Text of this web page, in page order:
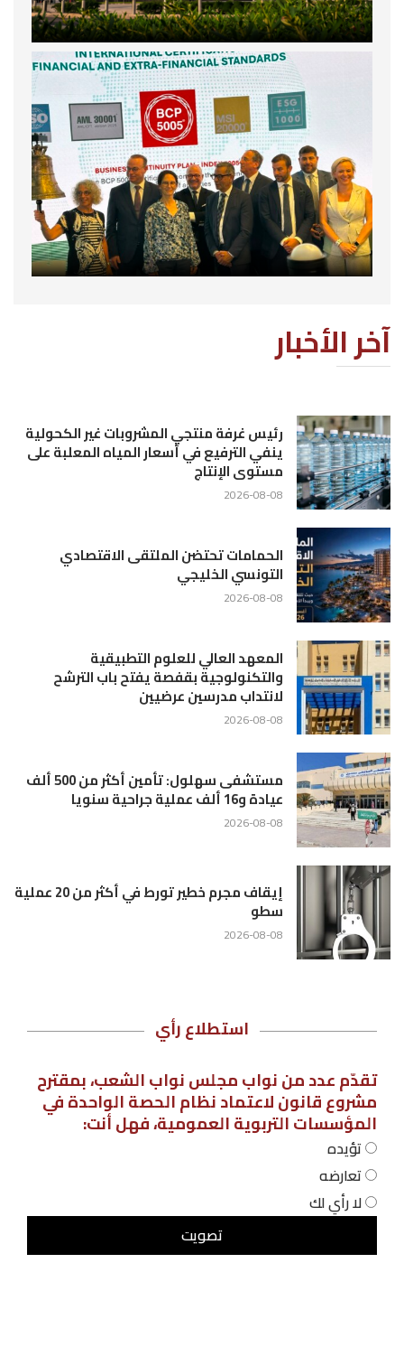
آخر الأخبار
رئيس غرفة منتجي المشروبات غير الكحولية
ينفي الترفيع في أسعار المياه المعلبة على
مستوى الإنتاج
2026-08-08
الحمامات تحتضن الملتقى الاقتصادي
التونسي الخليجي
2026-08-08
المعهد العالي للعلوم التطبيقية
والتكنولوجية بقفصة يفتح باب الترشح
لانتداب مدرسين عرضيين
2026-08-08
مستشفى سهلول: تأمين أكثر من 500 ألف
عيادة و16 ألف عملية جراحية سنويا
2026-08-08
إيقاف مجرم خطير تورط في أكثر من 20 عملية
سطو
2026-08-08
استطلاع رأي
تقدّم عدد من نواب مجلس نواب الشعب، بمقترح
مشروع قانون لاعتماد نظام الحصة الواحدة في
المؤسسات التربوية العمومية، فهل أنت:
تؤيده
تعارضه
لا رأي لك